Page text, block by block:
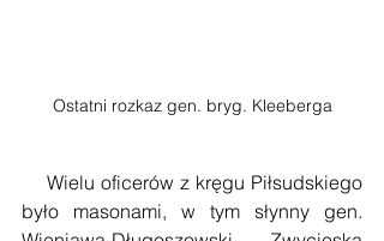
Ostatni rozkaz gen. bryg. Kleeberga
Wielu oficerów z kręgu Piłsudskiego
było masonami, w tym słynny gen.